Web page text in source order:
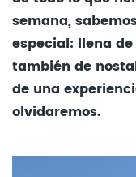
semana,
especial: llena
también de
de una
olvidaremos.